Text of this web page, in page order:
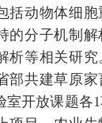
括动物体细
的分子机制
析等相关研究
部共建草原
室开放课题各1